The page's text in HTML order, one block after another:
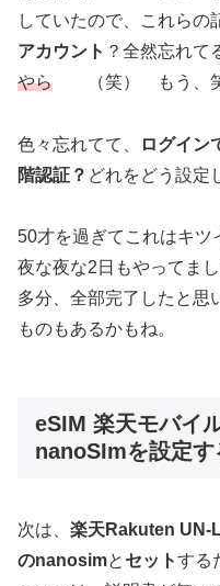
していたので、これらの
アカウント ？全然忘れて
やら （笑） もう、笑
色々忘れてて、
ログイン
階認証？ どれをどう設定
50才を過ぎてこれはキツ
夜な夜な2日もやってまし
多分、全部完了したと思
ものもあるかもね。
eSIM 楽天モバイ
nanoSImを設定す
次は、 楽天Rakuten
のnanosimと セットする